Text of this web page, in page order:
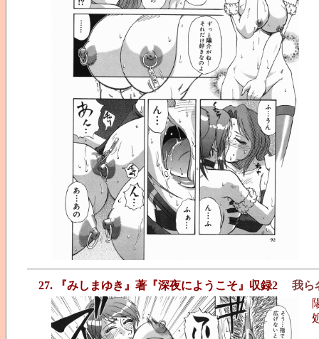
27. 『みしまゆき』著『深夜にようこそ』収録2
我ら